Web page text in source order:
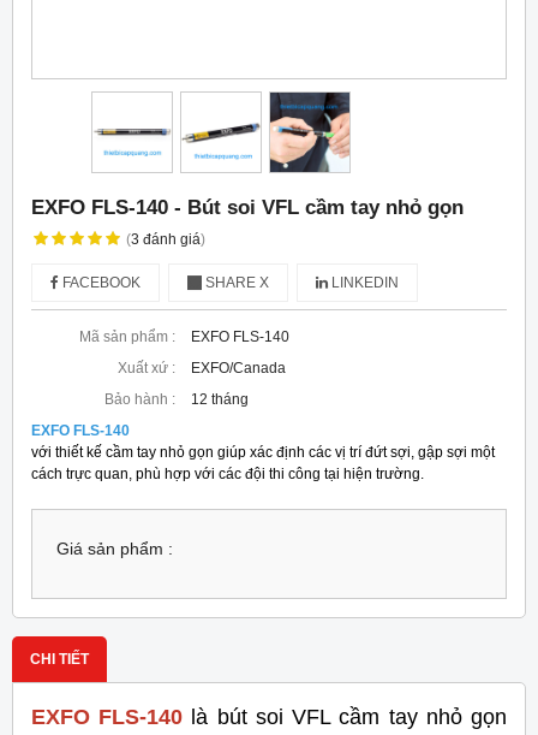
EXFO FLS-140 - Bút soi VFL cầm tay nhỏ gọn
(3 đánh giá)
FACEBOOK SHARE X LINKEDIN
Mã sản phẩm :
EXFO FLS-140
Xuất xứ :
EXFO/Canada
Bảo hành :
12 tháng
EXFO FLS-140
với thiết kế cầm tay nhỏ gọn giúp xác định các vị trí đứt sợi, gập sợi một
cách trực quan, phù hợp với các đội thi công tại hiện trường.
Giá sản phẩm :
CHI TIẾT
EXFO FLS-140 là bút soi VFL cầm tay nhỏ gọn